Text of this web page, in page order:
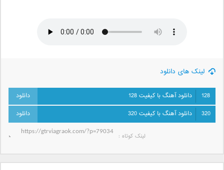
لینک های دانلود
128
دانلود آهنگ با کیفیت 128
320
دانلود آهنگ با کیفیت 320
لینک کوتاه‌ :